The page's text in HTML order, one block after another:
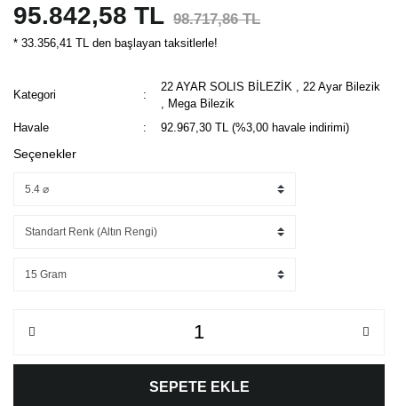
95.842,58 TL 98.717,86 TL
* 33.356,41 TL den başlayan taksitlerle!
Kategori
22 AYAR SOLIS BİLEZİK
22 Ayar Bilezik
Mega Bilezik
Havale
92.967,30 TL (%3,00 havale indirimi)
Seçenekler
SEPETE EKLE